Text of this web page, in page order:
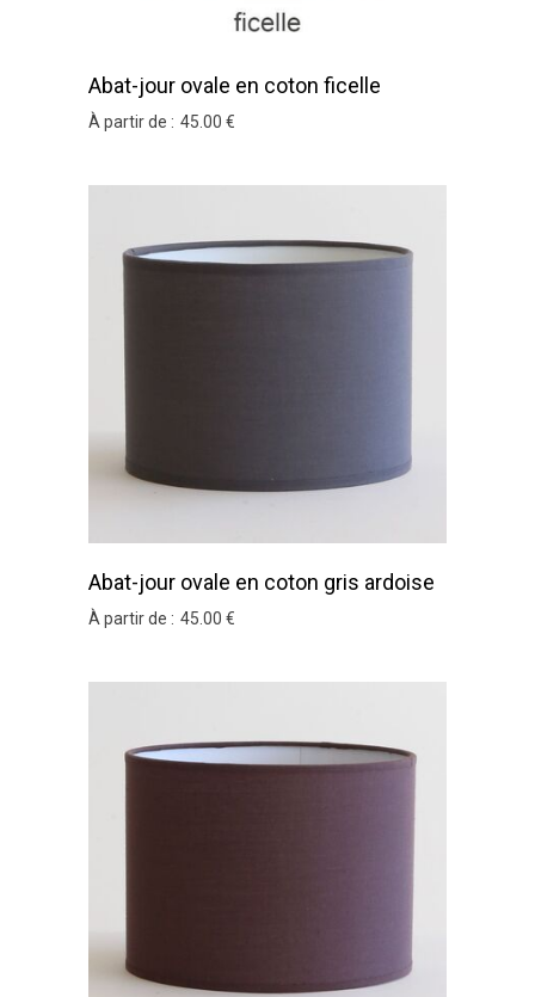
Abat-jour ovale en coton ficelle
À partir de : 45 .00 €
Abat-jour ovale en coton gris ardoise
À partir de : 45 .00 €